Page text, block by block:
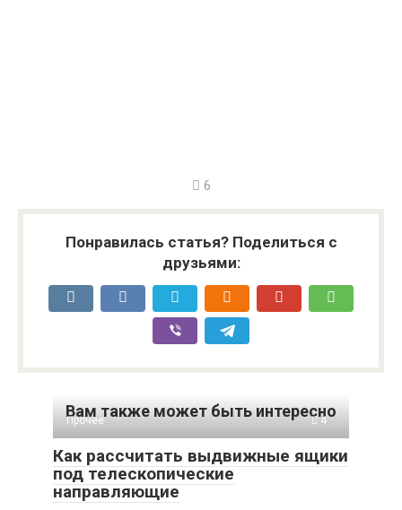
6
Понравилась статья? Поделиться с
друзьями:
Вам также может быть интересно
Прочее 4
Как рассчитать выдвижные ящики
под телескопические
направляющие